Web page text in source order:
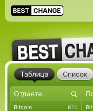
Таблица Список
Bitcoin BTC